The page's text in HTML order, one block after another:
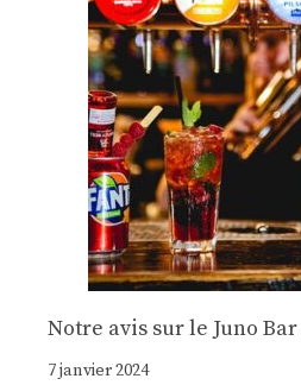
Notre avis sur le Juno
7 janvier 2024